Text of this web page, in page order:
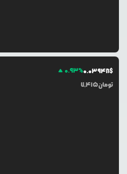
0.93%0.03948$
7,415تومان